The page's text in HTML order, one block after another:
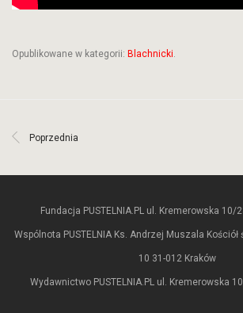
Opublikowane w kategorii: Blachnicki.
Poprzednia
Fundacja PUSTELNIA.PL ul. Kremerowska 10/
Wspólnota PUSTELNIA Ks. Andrzej Muszala Kościół
10 31-012 Kraków
Wydawnictwo PUSTELNIA.PL ul. Kremerowska